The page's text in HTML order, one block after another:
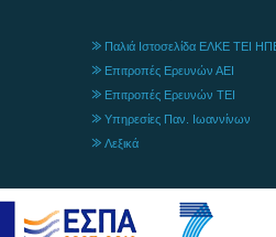
Παλιά Ιστοσελίδα ΕΛΚΕ ΤΕΙ
Επιτροπές Ερευνών ΑΕΙ
Επιτροπές Ερευνών ΤΕΙ
Υπηρεσίες Παν. Ιωαννίνων
Λεξικά